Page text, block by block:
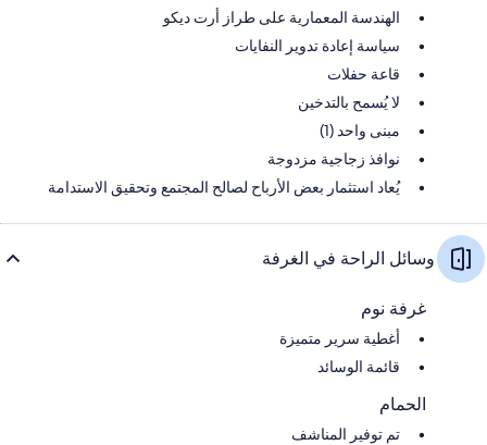
الهندسة المعمارية على طراز أرت ديكو
سياسة إعادة تدوير النفايات
قاعة حفلات
لا يُسمح بالتدخين
مبنى واحد (1)
نوافذ زجاجية مزدوجة
يُعاد استثمار بعض الأرباح لصالح المجتمع وتحقيق الاستدامة
وسائل الراحة في الغرفة
غرفة نوم
أغطية سرير متميزة
قائمة الوسائد
الحمام
تم توفير المناشف